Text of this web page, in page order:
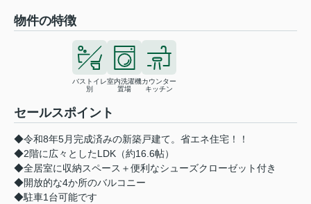
物件の特徴
バストイレ
別
室内洗濯機
置場
カウンター
キッチン
セールスポイント
◆令和8年5月完成済みの新築戸建て。省エネ住宅！！
◆2階に広々としたLDK（約16.6帖）
◆全居室に収納スペース＋便利なシューズクローゼット付き
◆開放的な4か所のバルコニー
◆駐車1台可能です